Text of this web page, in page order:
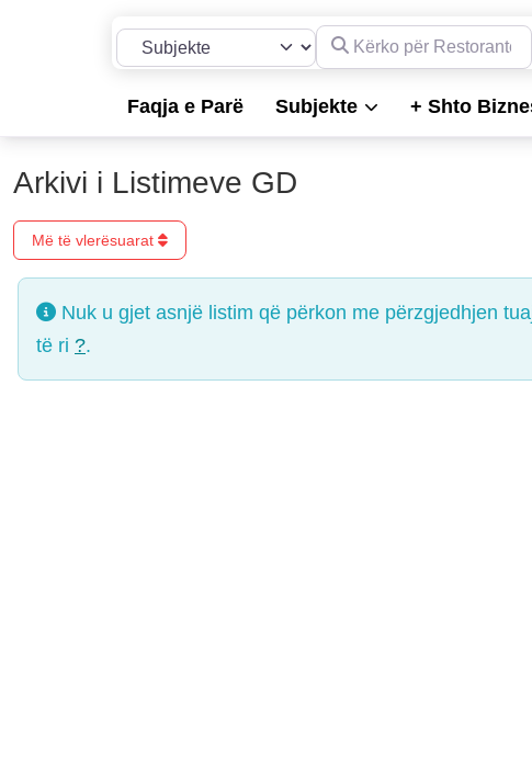
Përzgjidh llojin e kërkimitKërko për Restorante,
Faqja e Parë Subjekte + Shto
Arkivi i Listimeve GD
Më të vlerësuarat
Nuk u gjet asnjë listim që përkon me përzgjedhjen
të ri ?.